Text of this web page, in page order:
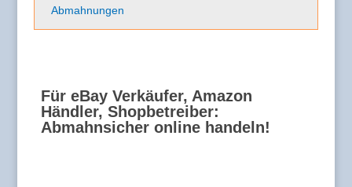
Abmahnungen
Für eBay Verkäufer, Amazon
Händler, Shopbetreiber:
Abmahnsicher online handeln!